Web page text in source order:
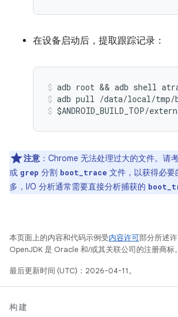
在设备启动后，提取跟踪记录：
adb root && adb shell
adb pull /data/local/tmp/
$ANDROID_BUILD_TOP/
注意 ：Chrome 无法处理过大的文件。请
或 grep 分割 boot_trace 文件，以获得必要
多，I/O 分析通常需要直接分析捕获的
本页面上的内容和代码示例受内容许可部分所述
OpenJDK 是 Oracle 和/或其关联公司的注册商标。
最后更新时间 (UTC)：2026-04-11。
构建